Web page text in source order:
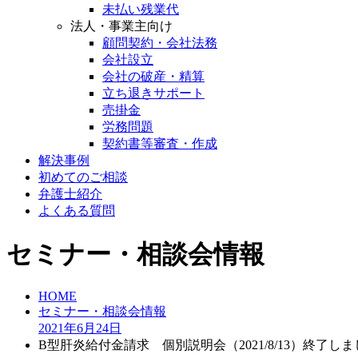
未払い残業代
法人・事業主向け
顧問契約・会社法務
会社設立
会社の破産・精算
立ち退きサポート
売掛金
労務問題
契約書等審査・作成
解決事例
初めてのご相談
弁護士紹介
よくある質問
セミナー・相談会情報
HOME
セミナー・相談会情報
2021年6月 24日
B型肝炎給付金請求 個別説明会（2021/8/13）終了しま